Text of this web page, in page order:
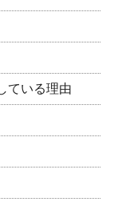
ている理由